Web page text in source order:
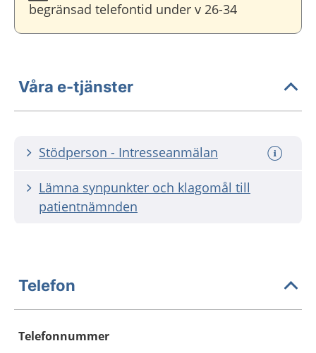
begränsad telefontid under v 26-34
Våra e-tjänster
Stödperson - Intresseanmälan
Lämna synpunkter och klagomål till
patientnämnden
Telefon
Telefonnummer